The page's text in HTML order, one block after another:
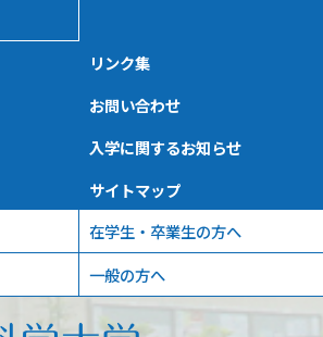
リンク集
お問い合わせ
入学に関するお知らせ
サイトマップ
在学生・卒業生の方へ
一般の方へ